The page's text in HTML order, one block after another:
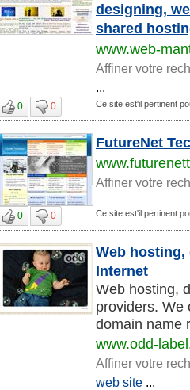
designing,
shared
www.web-
Affiner votre
...
0 0 Ce site est'il pertinent
FutureNet
Affiner votre
0 0 Ce site est'il pertinent
Web hosting,
Internet
Web hosting,
providers. We
domain name
www.odd-
Affiner votre
web site ...